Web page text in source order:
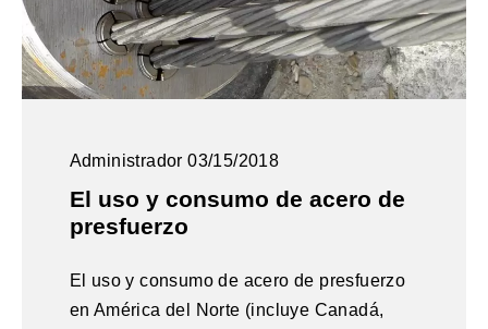
Administrador 03/15/2018
El uso y consumo de acero de
presfuerzo
El uso y consumo de acero de presfuerzo
en América del Norte (incluye Canadá,